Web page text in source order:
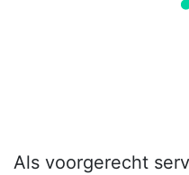
Als voorgerecht